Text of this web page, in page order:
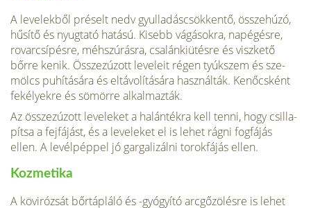
A levelekből préselt nedv gyulladáscsökkentő, összehú­zó,
hűsítő és nyugtató hatású. Kisebb vágásokra, napégés­re,
rovarcsípésre, méhszúrásra, csalánkiütésre és viszke­tő
bőrre kenik. Összezúzott leveleit régen tyúkszem és sze­
mölcs puhítására és eltávolítására használták. Kenőcsként
fekélyekre és sömörre alkalmazták.
Az összezúzott leveleket a ha­lántékra kell tenni, hogy csilla­
pítsa a fejfájást, és a leveleket el is lehet rágni fogfájás
ellen. A levélpéppel jó gargalizálni to­rokfájás ellen.
Kozmetika
A kövirózsát bőrtápláló és -gyó­gyító arcgőzölésre is lehet